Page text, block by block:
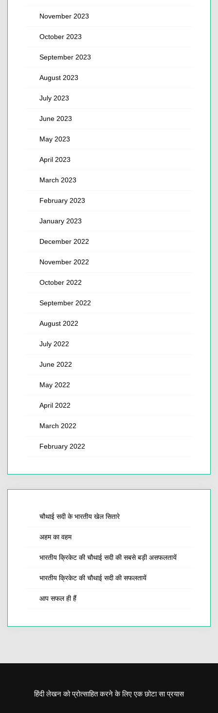
November 2023
October 2023
September 2023
August 2023
July 2023
June 2023
May 2023
April 2023
March 2023
February 2023
January 2023
December 2022
November 2022
October 2022
September 2022
August 2022
July 2022
June 2022
May 2022
April 2022
March 2022
February 2022
चौथाई सदी के भारतीय खेल सितारे
अहम का वहम
भारतीय क्रिकेट की चौथाई सदी की सबसे बड़ी असफलतायें
भारतीय क्रिकेट की चौथाई सदी की सफलतायें
आप सफल ही हैं
हिंदी लेखन को प्रोत्साहित करने के लिए एक छोटा सा प्रयास